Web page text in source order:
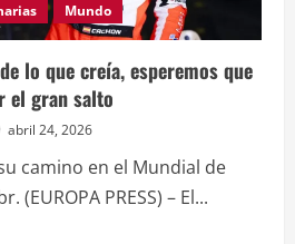
Mundo
lo que creía, esperemos que
el gran salto
abril 24, 2026
camino en el Mundial de
(EUROPA PRESS) – El...